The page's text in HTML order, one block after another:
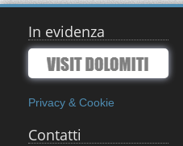
In evidenza
Privacy & Cookie
Contatti